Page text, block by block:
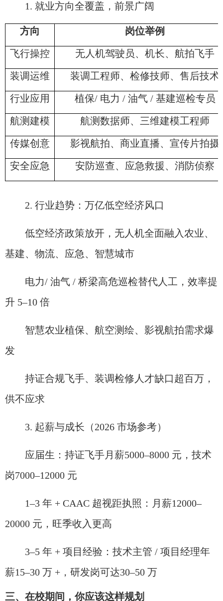
1. 就业方向全覆盖，前景广阔
方向 岗位举例
飞行操控 无人机驾驶员、机长、航拍飞手
装调运维 装调工程师、检修技师、售后技术
行业应用 植保/ 电力 / 油气 / 基建巡检专员
航测建模 航测数据师、三维建模工程师
传媒创意 影视航拍、商业直播、宣传片拍摄
安全应急 安防巡查、应急救援、消防侦察
2. 行业趋势：万亿低空经济风口
低空经济政策放开，无人机全面融入农业、
基建、物流、应急、智慧城市
电力/ 油气 / 桥梁高危巡检替代人工，效率提
升 5–10 倍
智慧农业植保、航空测绘、影视航拍需求爆
发
持证合规飞手、装调检修人才缺口超百万，
供不应求
3. 起薪与成长（2026 市场参考）
应届生：持证飞手月薪5000–8000 元，技术
岗7000–12000 元
1–3 年 + CAAC 超视距执照：月薪12000–
20000 元，旺季收入更高
3–5 年 + 项目经验：技术主管 / 项目经理年
薪15–30 万 +，研发岗可达30–50 万
三、在校期间，你应该这样规划